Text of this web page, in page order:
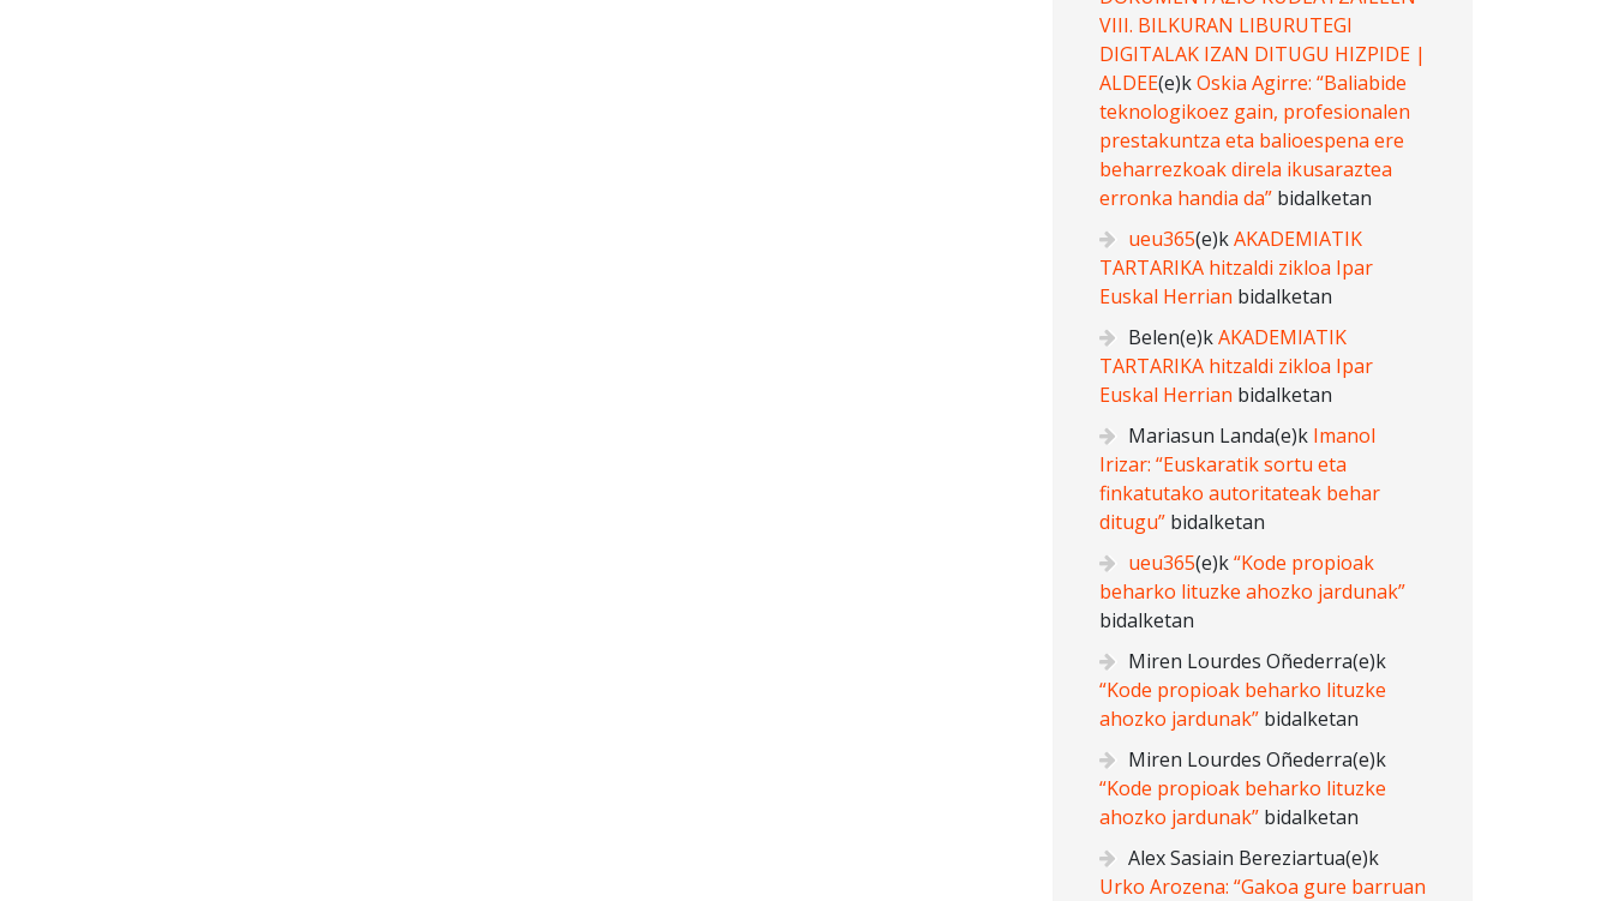
VIII. BILKURAN LIBURUTEGI
DIGITALAK IZAN DITUGU HIZPIDE |
ALDEE(e)kOskia Agirre: “Baliabide
teknologikoez gain, profesionalen
prestakuntza eta balioespena ere
beharrezkoak direla ikusaraztea
erronka handia da” bidalketan
ueu365(e)kAKADEMIATIK
TARTARIKA hitzaldi zikloa Ipar
Euskal Herrian bidalketan
Belen(e)kAKADEMIATIK
TARTARIKA hitzaldi zikloa Ipar
Euskal Herrian bidalketan
Mariasun Landa(e)k Imanol
Irizar: “Euskaratik sortu eta
finkatutako autoritateak behar
ditugu” bidalketan
ueu365(e)k“Kode propioak
beharko lituzke ahozko jardunak”
bidalketan
Miren Lourdes Oñederra(e)k
“Kode propioak beharko lituzke
ahozko jardunak” bidalketan
Miren Lourdes Oñederra(e)k
“Kode propioak beharko lituzke
ahozko jardunak” bidalketan
Alex Sasiain Bereziartua(e)k
Urko Arozena: “Gakoa gure barruan